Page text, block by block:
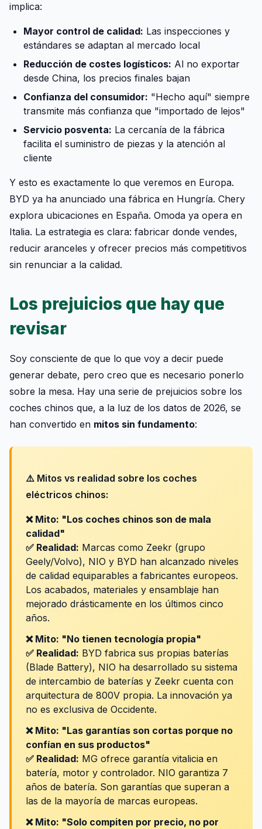
implica:
Mayor control de calidad: Las inspecciones y
estándares se adaptan al mercado local
Reducción de costes logísticos: Al no exportar
desde China, los precios finales bajan
Confianza del consumidor: "Hecho aquí" siempre
transmite más confianza que "importado de lejos"
Servicio posventa: La cercanía de la fábrica
facilita el suministro de piezas y la atención al
cliente
Y esto es exactamente lo que veremos en Europa.
BYD ya ha anunciado una fábrica en Hungría. Chery
explora ubicaciones en España. Omoda ya opera en
Italia. La estrategia es clara: fabricar donde vendes,
reducir aranceles y ofrecer precios más competitivos
sin renunciar a la calidad.
Los prejuicios que hay que
revisar
Soy consciente de que lo que voy a decir puede
generar debate, pero creo que es necesario ponerlo
sobre la mesa. Hay una serie de prejuicios sobre los
coches chinos que, a la luz de los datos de 2026, se
han convertido en mitos sin fundamento:
⚠️ Mitos vs realidad sobre los coches
eléctricos chinos:
❌ Mito: "Los coches chinos son de mala
calidad"
✅ Realidad: Marcas como Zeekr (grupo
Geely/Volvo), NIO y BYD han alcanzado niveles
de calidad equiparables a fabricantes europeos.
Los acabados, materiales y ensamblaje han
mejorado drásticamente en los últimos cinco
años.
❌ Mito: "No tienen tecnología propia"
✅ Realidad: BYD fabrica sus propias baterías
(Blade Battery), NIO ha desarrollado su sistema
de intercambio de baterías y Zeekr cuenta con
arquitectura de 800V propia. La innovación ya
no es exclusiva de Occidente.
❌ Mito: "Las garantías son cortas porque no
confían en sus productos"
✅ Realidad: MG ofrece garantía vitalicia en
batería, motor y controlador. NIO garantiza 7
años de batería. Son garantías que superan a
las de la mayoría de marcas europeas.
❌ Mito: "Solo compiten por precio, no por